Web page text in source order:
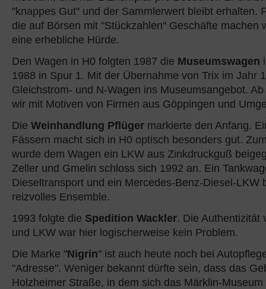
"knappes Gut" und der Sammlerwert bleibt erhalten.
die auf Börsen mit "Stückzahlen" Geschäfte machen
eine erhebliche Hürde.
Den Wagen in H0 folgten 1987 die Museumswagen
1988 in Spur 1. Mit der Übernahme von Trix im Jahr
Gleichstrom- und N-Wagen ins Museumsangebot.
wir mit Motiven von Firmen aus Göppingen und
Die Weinhandlung Pflüger markierte den Anfang.
Fässern macht sich in H0 optisch besonders gut.
wurde dem Wagen ein LKW aus Zinkdruckguß
Zeller und Gmelin schloss sich 1992 an. Ein
Dieseltransport und ein Mercedes-Benz-Diesel-LKW
reizvolles Ensemble.
1993 folgte die Spedition Wackler. Die Authentizität
und LKW war hier logischerweise kein Problem.
Die Marke "Nigrin" ist auch heute noch bei
"Adresse". Weniger bekannt dürfte sein, dass das
Holzheimer Straße, in dem sich das Märklin-